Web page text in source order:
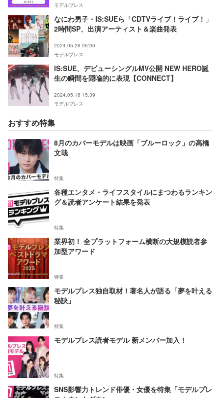
モデルプレス
なにわ男子・IS:SUEら「CDTVライブ！ライブ！」
2時間SP、出演アーティスト＆楽曲発表
2024.05.28 06:00
モデルプレス
IS:SUE、デビューシングルMV公開 NEW HERO誕
生の瞬間を隠喩的に表現【CONNECT】
2024.05.18 15:39
モデルプレス
おすすめ特集
8月のカバーモデルは映画「ブルーロック」の高橋
文哉
特集
各種エンタメ・ライフスタイルにまつわるランキン
グ＆読者アンケート結果を発表
特集
業界初！ 全プラットフォーム横断の大規模読者参
加型アワード
特集
モデルプレス独自取材！著名人が語る「夢を叶える
秘訣」
特集
モデルプレス読者モデル 新メンバー加入！
特集
SNS影響力トレンド俳優・女優を特集「モデルプレ